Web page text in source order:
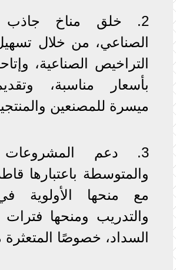
2. خلق مناخ جاذب
الصناعي، من خلال
التراخيص الصناعية،
بأسعار مناسبة،
ميسرة للمصنعين
3. دعم المشروعات
والمتوسطة باعتبارها
مع منحها الأولوية
والتدريب ومنحها
السداد، خصوصًا المتعثرة